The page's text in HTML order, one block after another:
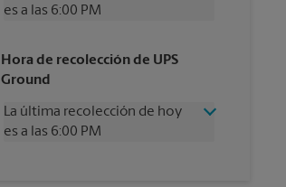
es a las 6:00 PM
Jueves
6:00 PM
Viernes
Sábado
2:30 PM
Domingo
Sin Recolección
Hora de recolección de UPS
Ground
La última recolección de hoy
es a las 6:00 PM